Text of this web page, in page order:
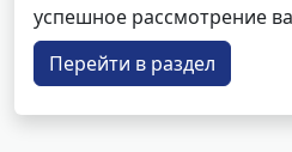
успешное рассмотрение
Перейти в раздел